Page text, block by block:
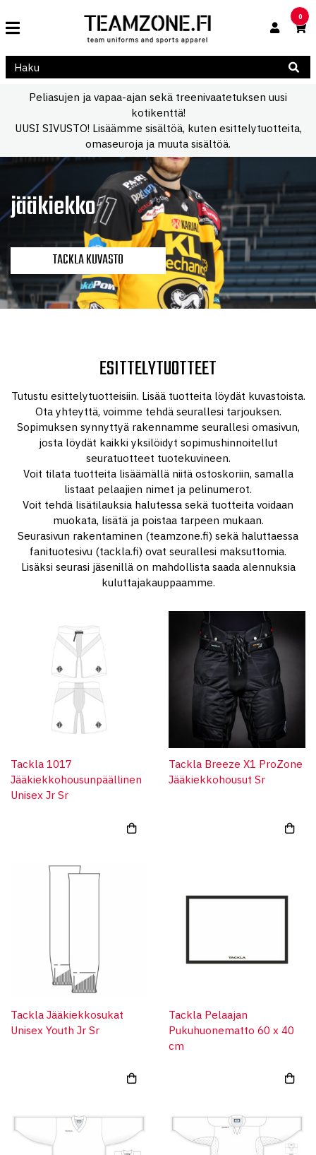
0
Peliasujen ja vapaa-ajan sekä treenivaatetuksen uusi
kotikenttä!
UUSI SIVUSTO! Lisäämme sisältöä, kuten esittelytuotteita,
omaseuroja ja muuta sisältöä.
jääkiekko
TACKLA KUVASTO
ESITTELYTUOTTEET
Tutustu esittelytuotteisiin. Lisää tuotteita löydät kuvastoista.
Ota yhteyttä, voimme tehdä seurallesi tarjouksen.
Sopimuksen synnyttyä rakennamme seurallesi omasivun,
josta löydät kaikki yksilöidyt sopimushinnoitellut
seuratuotteet tuotekuvineen.
Voit tilata tuotteita lisäämällä niitä ostoskoriin, samalla
listaat pelaajien nimet ja pelinumerot.
Voit tehdä lisätilauksia halutessa sekä tuotteita voidaan
muokata, lisätä ja poistaa tarpeen mukaan.
Seurasivun rakentaminen (teamzone.fi) sekä haluttaessa
fanituotesivu (tackla.fi) ovat seurallesi maksuttomia.
Lisäksi seurasi jäsenillä on mahdollista saada alennuksia
kuluttajakauppaamme.
Tackla 1017
Jääkiekkohousunpäällinen
Unisex Jr Sr
Tackla Breeze X1 ProZone
Jääkiekkohousut Sr
Tackla Jääkiekkosukat
Unisex Youth Jr Sr
Tackla Pelaajan
Pukuhuonematto 60 x 40
cm